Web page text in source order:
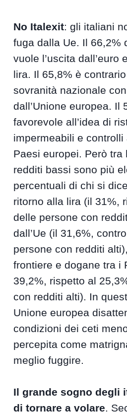
No Italexit: gli italiani
fuga dalla Ue. Il 66,2%
vuole l’uscita dall’euro
lira. Il 65,8% è
sovranità nazionale con
dall’Unione europea. Il
favorevole all’idea di
impermeabili e
Paesi europei. Però tra
redditi bassi sono più
percentuali di chi si
ritorno alla lira (il 31%,
delle persone con
dall’Ue (il 31,6%,
persone con redditi
frontiere e dogane tra i
39,2%, rispetto al
con redditi alti). In
Unione europea
condizioni dei ceti
percepita come
meglio fuggire.
Il grande sogno degli
di tornare a volare.